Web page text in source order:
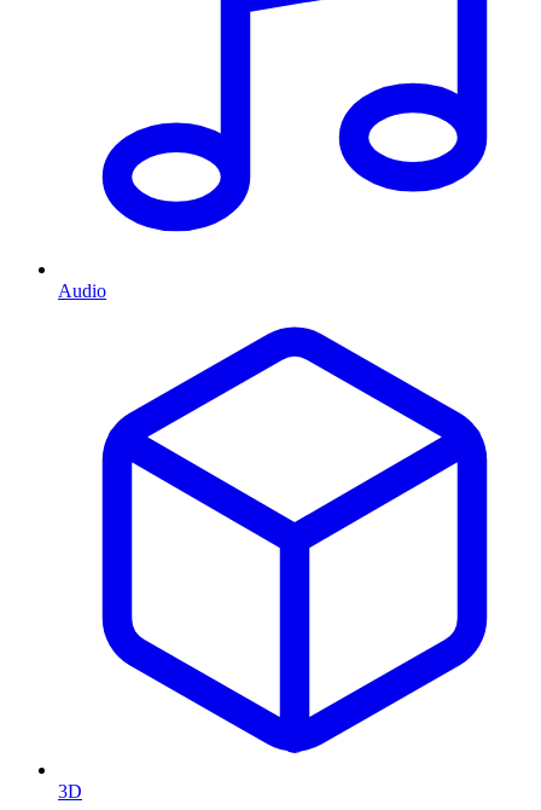
Audio
3D